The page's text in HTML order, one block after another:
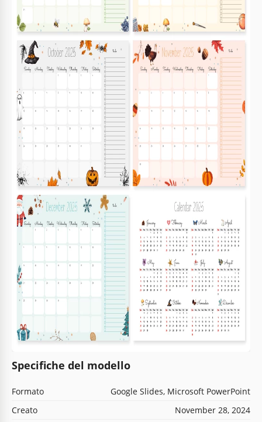
Specifiche del modello
Formato
Google Slides, Microsoft PowerPoint
Creato
November 28, 2024